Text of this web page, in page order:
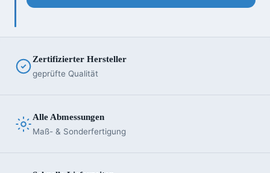
Zertifizierter Hersteller
geprüfte Qualität
Alle Abmessungen
Maß- & Sonderfertigung